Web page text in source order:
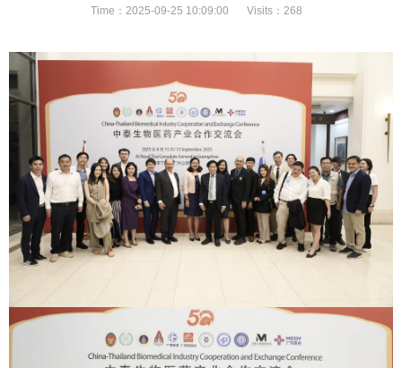
Time： 2025-09-25 10:09:00 Visits： 268